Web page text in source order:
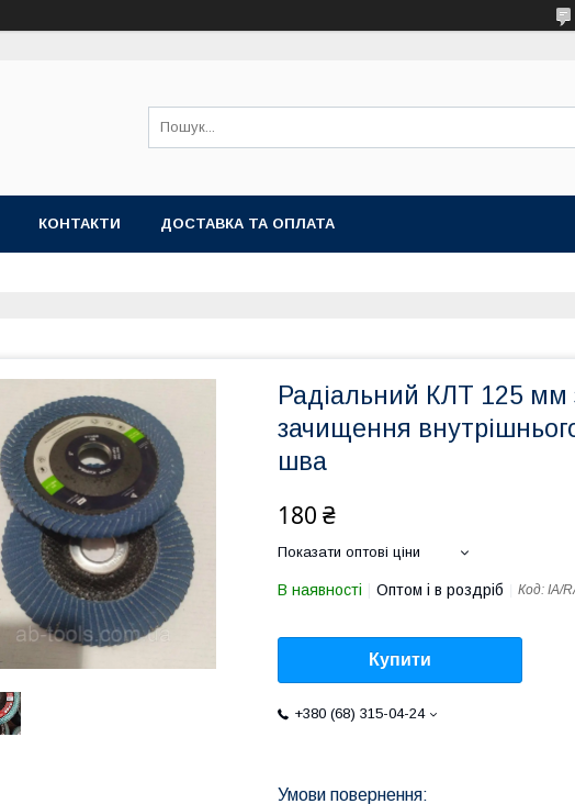
КОНТАКТИ ДОСТАВКА ТА ОПЛАТА
Радіальний КЛТ 125 мм
зачищення
шва
180 ₴
Показати оптові ціни
В наявності Оптом і в роздріб Код: IA/
Купити
+380 (68) 315-04-24